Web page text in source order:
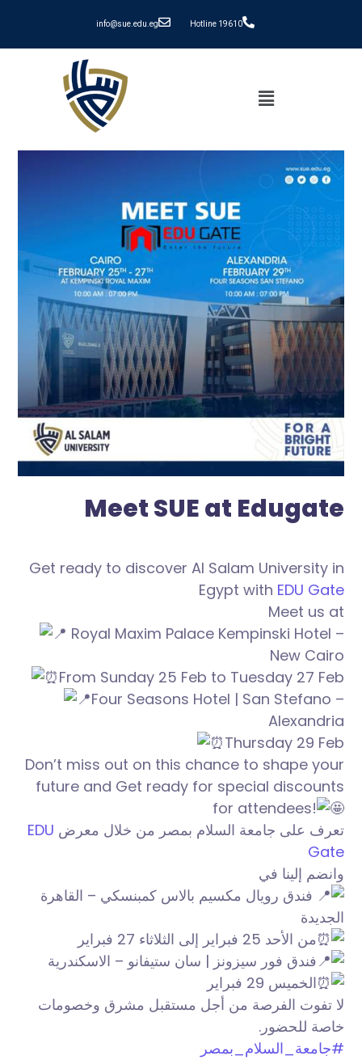
info@sue.edu.eg Hotline 19610
Meet SUE at Edugate
Get ready to discover Al Salam University in
Egypt with EDU Gate
Meet us at
Royal Maxim Palace Kempinski Hotel –
New Cairo
From Sunday 25 Feb to Tuesday 27 Feb
Four Seasons Hotel | San Stefano –
Alexandria
Thursday 29 Feb
Don’t miss out on this chance to shape your
future and Get ready for special discounts
for attendees!
تعرف على جامعة السلام بمصر من خلال معرض EDU
Gate
وانضم إلينا في
فندق رويال مكسيم بالاس كمبنسكي – القاهرة
الجديدة
من الأحد 25 فبراير إلى الثلاثاء 27 فبراير
فندق فور سيزونز | سان ستيفانو – الاسكندرية
الخميس 29 فبراير
لا تفوت الفرصة من أجل مستقبل مشرق وخصومات
خاصة للحضور.
#جامعة_السلام_بمصر